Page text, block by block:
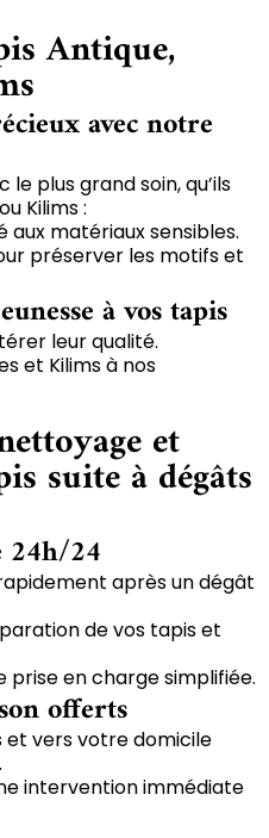
Antique,
avec notre
plus grand soin, qu’ils
Kilims :
matériaux sensibles.
préserver les motifs et
à vos tapis
leur qualité.
et Kilims à nos
et
suite à dégâts
24h/24
après un dégât
de vos tapis et
prise en charge simplifiée.
offerts
et vers votre domicile
intervention immédiate